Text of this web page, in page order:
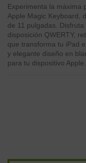
Experimenta la máxima
Apple Magic Keyboard,
de 11 pulgadas.
disposición QWERTY,
que transforma tu iPad
y elegante diseño en
para tu dispositivo Apple.